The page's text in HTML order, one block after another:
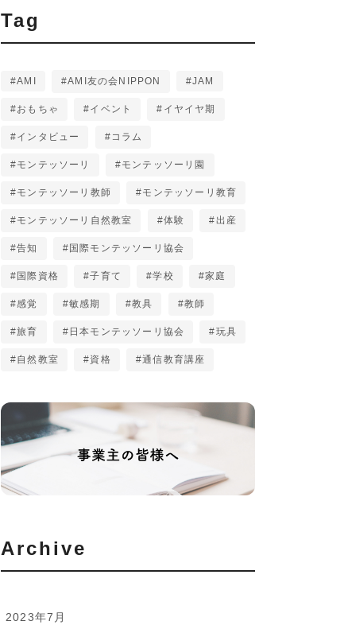
Tag
AMI AMI友の会NIPPON JAM
おもちゃ イベント イヤイヤ期
インタビュー コラム
モンテッソーリ モンテッソーリ園
モンテッソーリ教師 モンテッソーリ教育
モンテッソーリ自然教室 体験 出産
告知 国際モンテッソーリ協会
国際資格 子育て 学校 家庭
感覚 敏感期 教具 教師
旅育 日本モンテッソーリ協会 玩具
自然教室 資格 通信教育講座
Archive
2023年7月